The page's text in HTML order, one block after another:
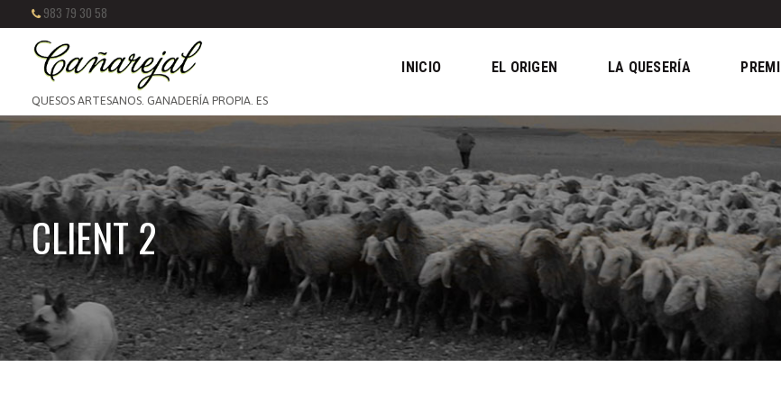
983 79 30 58
QUESOS ARTESANOS. GANADERÍA PROPIA. ES
INICIO EL ORIGEN LA QUESERÍA
CLIENT 2